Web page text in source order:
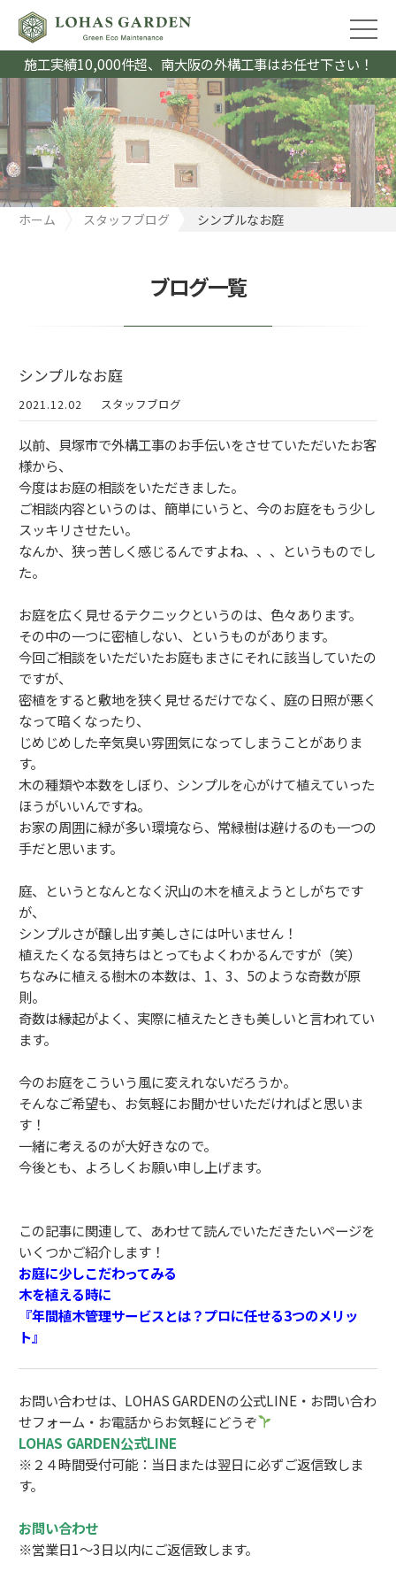
施工実績10,000件超、南大阪の外構工事はお任せ下さい！
ホーム スタッフブログ シンプルなお庭
ブログ一覧
シンプルなお庭
2021.12.02 スタッフブログ
以前、貝塚市で外構工事のお手伝いをさせていただいたお客
様から、
今度はお庭の相談をいただきました。
ご相談内容というのは、簡単にいうと、今のお庭をもう少し
スッキリさせたい。
なんか、狭っ苦しく感じるんですよね、、、というものでし
た。
お庭を広く見せるテクニックというのは、色々あります。
その中の一つに密植しない、というものがあります。
今回ご相談をいただいたお庭もまさにそれに該当していたの
ですが、
密植をすると敷地を狭く見せるだけでなく、庭の日照が悪く
なって暗くなったり、
じめじめした辛気臭い雰囲気になってしまうことがありま
す。
木の種類や本数をしぼり、シンプルを心がけて植えていった
ほうがいいんですね。
お家の周囲に緑が多い環境なら、常緑樹は避けるのも一つの
手だと思います。
庭、というとなんとなく沢山の木を植えようとしがちです
が、
シンプルさが醸し出す美しさには叶いません！
植えたくなる気持ちはとってもよくわかるんですが（笑）
ちなみに植える樹木の本数は、1、3、5のような奇数が原
則。
奇数は縁起がよく、実際に植えたときも美しいと言われてい
ます。
今のお庭をこういう風に変えれないだろうか。
そんなご希望も、お気軽にお聞かせいただければと思いま
す！
一緒に考えるのが大好きなので。
今後とも、よろしくお願い申し上げます。
この記事に関連して、あわせて読んでいただきたいページを
いくつかご紹介します！
お庭に少しこだわってみる
木を植える時に
『年間植木管理サービスとは？プロに任せる3つのメリッ
ト』
お問い合わせは、LOHAS GARDENの公式LINE・お問い合わ
せフォーム・お電話からお気軽にどうぞ
LOHAS GARDEN公式LINE
※２４時間受付可能：当日または翌日に必ずご返信致しま
す。
お問い合わせ
※営業日1～3日以内にご返信致します。